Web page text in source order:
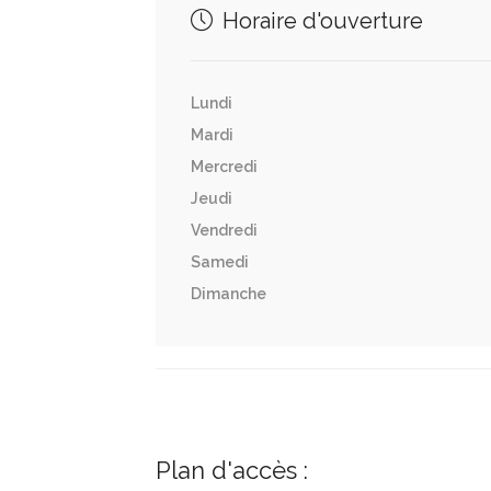
Horaire d'ouverture
Lundi
Mardi
Mercredi
Jeudi
Vendredi
Samedi
Dimanche
Plan d'accès :